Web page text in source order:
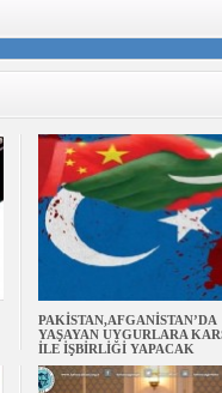
PAKİSTAN,AFGANİSTAN’DA
YAŞAYAN UYGURLARA
İLE İŞBİRLİĞİ YAPACAK